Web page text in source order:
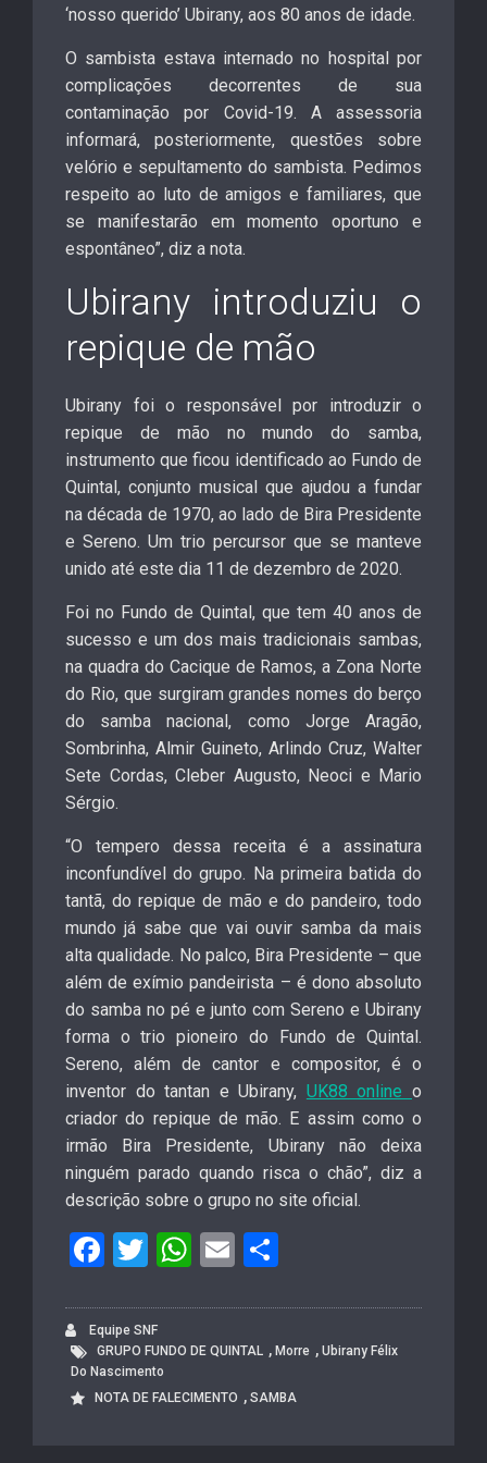
‘nosso querido’ Ubirany, aos 80 anos de idade.
O sambista estava internado no hospital por
complicações decorrentes de sua
contaminação por Covid-19. A assessoria
informará, posteriormente, questões sobre
velório e sepultamento do sambista. Pedimos
respeito ao luto de amigos e familiares, que
se manifestarão em momento oportuno e
espontâneo”, diz a nota.
Ubirany introduziu o
repique de mão
Ubirany foi o responsável por introduzir o
repique de mão no mundo do samba,
instrumento que ficou identificado ao Fundo de
Quintal, conjunto musical que ajudou a fundar
na década de 1970, ao lado de Bira Presidente
e Sereno. Um trio percursor que se manteve
unido até este dia 11 de dezembro de 2020.
Foi no Fundo de Quintal, que tem 40 anos de
sucesso e um dos mais tradicionais sambas,
na quadra do Cacique de Ramos, a Zona Norte
do Rio, que surgiram grandes nomes do berço
do samba nacional, como Jorge Aragão,
Sombrinha, Almir Guineto, Arlindo Cruz, Walter
Sete Cordas, Cleber Augusto, Neoci e Mario
Sérgio.
“O tempero dessa receita é a assinatura
inconfundível do grupo. Na primeira batida do
tantã, do repique de mão e do pandeiro, todo
mundo já sabe que vai ouvir samba da mais
alta qualidade. No palco, Bira Presidente – que
além de exímio pandeirista – é dono absoluto
do samba no pé e junto com Sereno e Ubirany
forma o trio pioneiro do Fundo de Quintal.
Sereno, além de cantor e compositor, é o
inventor do tantan e Ubirany, UK88 onlineo
criador do repique de mão. E assim como o
irmão Bira Presidente, Ubirany não deixa
ninguém parado quando risca o chão”, diz a
descrição sobre o grupo no site oficial.
F
c
e
b
T
tt
er
W
at
s
A
E
ailar
e
Equipe SNF
GRUPO FUNDO DE QUINTAL , Morre , Ubirany Félix
Do Nascimento
NOTA DE FALECIMENTO , SAMBA